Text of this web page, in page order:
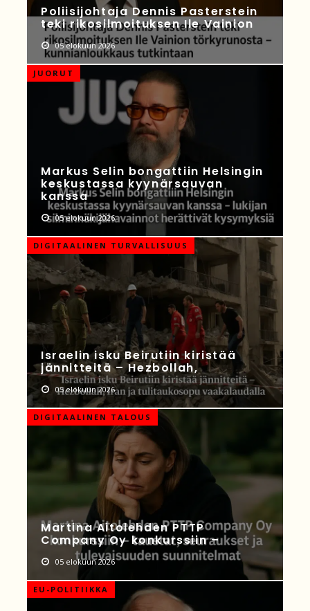
Poliisijohtaja Dennis Pasterstein
teki rikosilmoituksen Ile Vainion
05 elokuun 2026
JUORUT
Markus Selin bongattiin Helsingin
keskustassa kyynärsauvan
kanssa
05 elokuun 2026
DIGITAALINEN TURVALLISUUS
Israelin isku Beirutiin kiristää
jännitteitä – Hezbollah,
05 elokuun 2026
DIGITAALINEN TALOUS
Martina Aitolehden PTTP
Company Oy konkurssiin –
05 elokuun 2026
EU-POLITIIKKA